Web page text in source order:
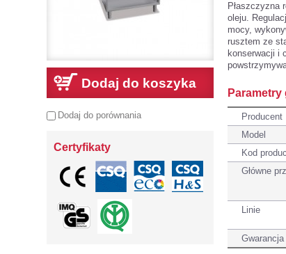
Dodaj do koszyka
Dodaj do porównania
Certyfikaty
Płaszczyzna
oleju.
mocy,
rusztem ze
konserwacji i
Parametry
Producent
Model
Kod
Główne
Linie